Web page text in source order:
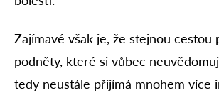
Zajímavé však je, že stejnou cestou
podněty, které si vůbec
tedy neustále přijímá mnohem více